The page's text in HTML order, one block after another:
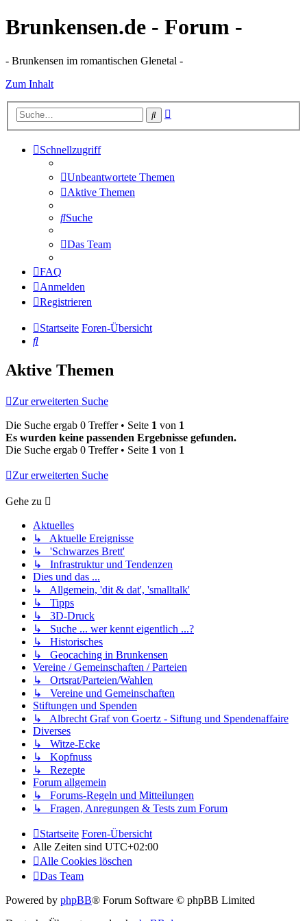
Brunkensen.de - Forum -
- Brunkensen im romantischen Glenetal -
Zum Inhalt
Suche
Schnellzugriff
Unbeantwortete Themen
Aktive Themen
Suche
Das Team
FAQ
Anmelden
Registrieren
Startseite Foren-Übersicht
Suche
Aktive Themen
Zur erweiterten Suche
Die Suche ergab 0 Treffer • Seite 1 von 1
Es wurden keine passenden Ergebnisse gefunden.
Die Suche ergab 0 Treffer • Seite 1 von 1
Zur erweiterten Suche
Gehe zu
Aktuelles
↳ Aktuelle Ereignisse
↳ 'Schwarzes Brett'
↳ Infrastruktur und Tendenzen
Dies und das ...
↳ Allgemein, 'dit & dat', 'smalltalk'
↳ Tipps
↳ 3D-Druck
↳ Suche ... wer kennt eigentlich ...?
↳ Historisches
↳ Geocaching in Brunkensen
Vereine / Gemeinschaften / Parteien
↳ Ortsrat/Parteien/Wahlen
↳ Vereine und Gemeinschaften
Stiftungen und Spenden
↳ Albrecht Graf von Goertz - Siftung und Spendenaffaire
Diverses
↳ Witze-Ecke
↳ Kopfnuss
↳ Rezepte
Forum allgemein
↳ Forums-Regeln und Mitteilungen
↳ Fragen, Anregungen & Tests zum Forum
Startseite Foren-Übersicht
Alle Zeiten sind UTC+02:00
Alle Cookies löschen
Das Team
Powered by phpBB® Forum Software © phpBB Limited